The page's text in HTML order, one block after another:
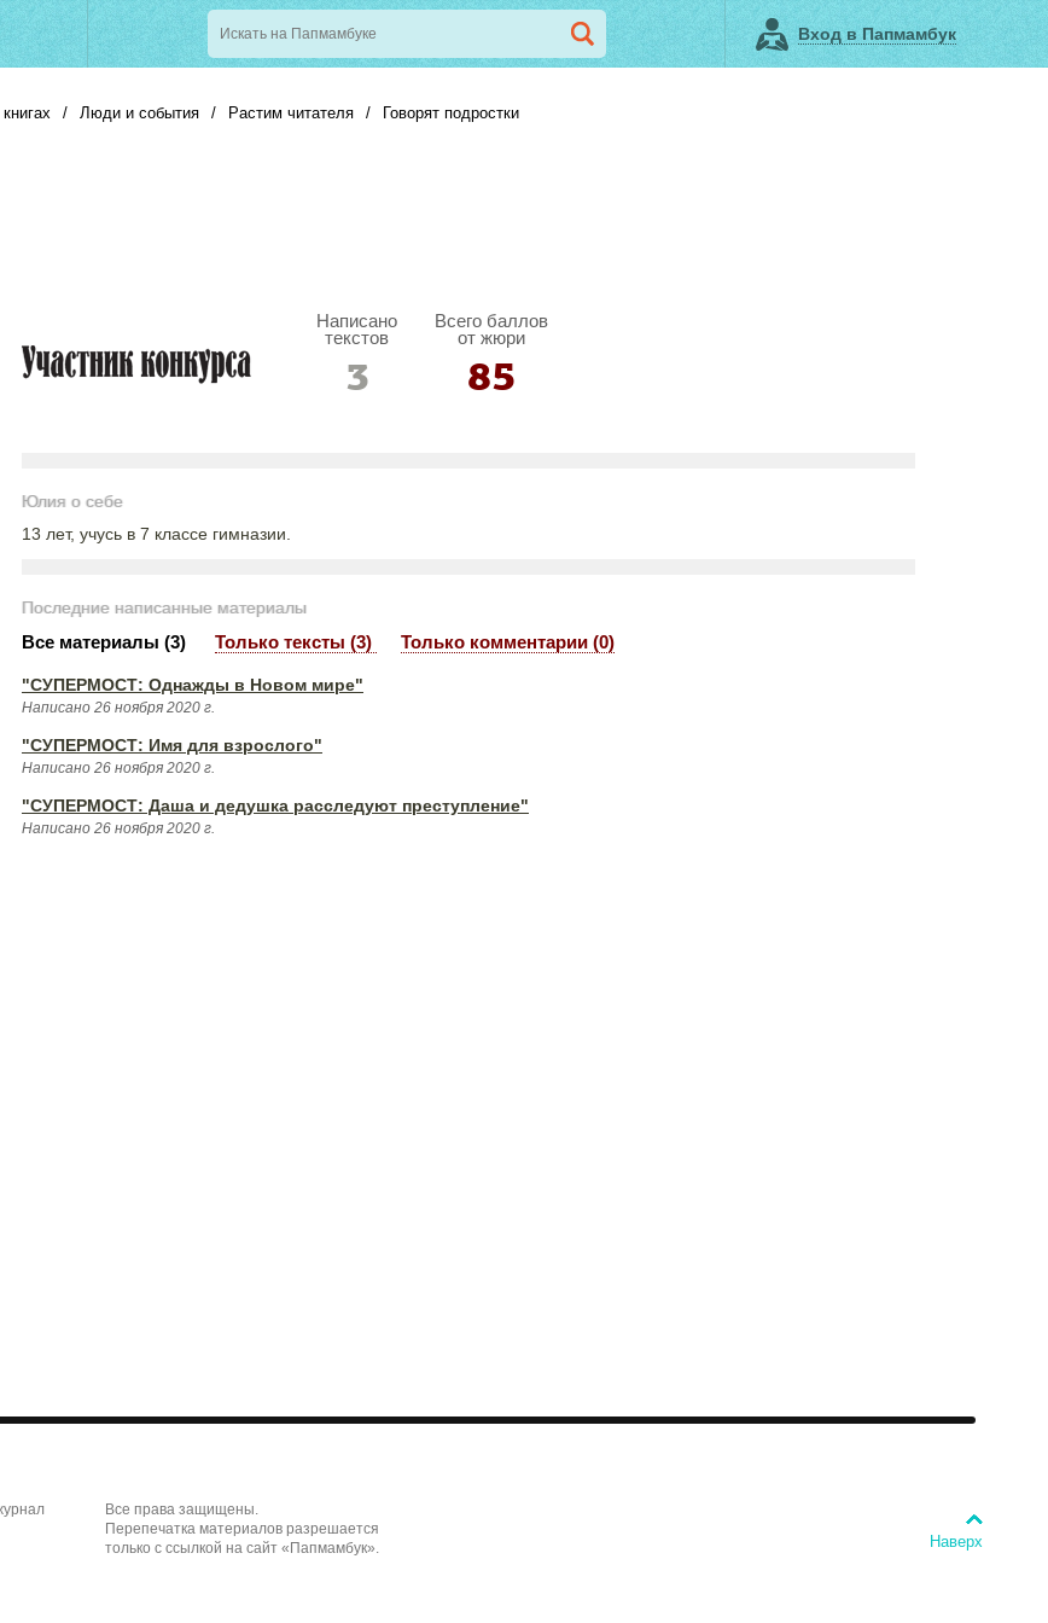
Вход в Папмамбук
/ Люди и события / Растим читателя / Говорят подростки
Написано
текстов
Всего баллов
от жюри
3 85
Юлия о себе
13 лет, учусь в 7 классе гимназии.
Последние написанные материалы
Все материалы (3) Только тексты (3) Только комментарии (0)
"СУПЕРМОСТ: Однажды в Новом мире"
Написано 26 ноября 2020 г.
"СУПЕРМОСТ: Имя для взрослого"
Написано 26 ноября 2020 г.
"СУПЕРМОСТ: Даша и дедушка расследуют преступление"
Написано 26 ноября 2020 г.
Все права защищены.
Перепечатка материалов разрешается
только с ссылкой на сайт «Папмамбук».
Наверх